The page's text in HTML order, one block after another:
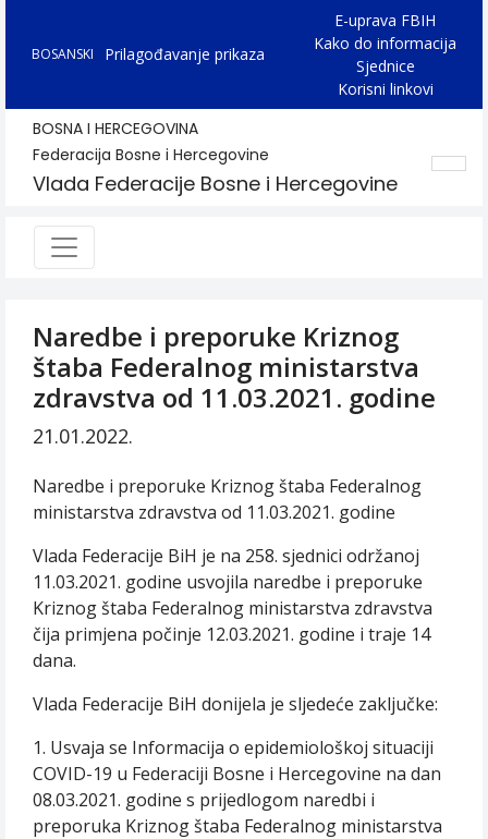
BOSANSKI Prilagođavanje prikaza
E-uprava FBIH
Kako do informacija
Sjednice
Korisni linkovi
BOSNA I HERCEGOVINA
Federacija Bosne i Hercegovine
Vlada Federacije Bosne i Hercegovine
Naredbe i preporuke Kriznog
štaba Federalnog ministarstva
zdravstva od 11.03.2021. godine
21.01.2022.
Naredbe i preporuke Kriznog štaba Federalnog
ministarstva zdravstva od 11.03.2021. godine
Vlada Federacije BiH je na 258. sjednici održanoj
11.03.2021. godine usvojila naredbe i preporuke
Kriznog štaba Federalnog ministarstva zdravstva
čija primjena počinje 12.03.2021. godine i traje 14
dana.
Vlada Federacije BiH donijela je sljedeće zaključke:
1. Usvaja se Informacija o epidemiološkoj situaciji
COVID-19 u Federaciji Bosne i Hercegovine na dan
08.03.2021. godine s prijedlogom naredbi i
preporuka Kriznog štaba Federalnog ministarstva